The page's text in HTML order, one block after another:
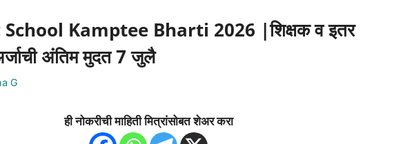
Kamptee Bharti 2026 |शिक्षक व इतर
अंतिम मुदत 7 जुलै
G
ही नोकरीची माहिती मित्रांसोबत शेअर करा